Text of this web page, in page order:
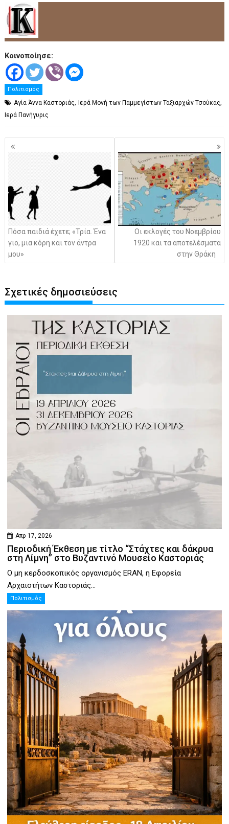
Κοινοποίησε:
Πολιτισμός
Αγία Άννα Καστοριάς,Ιερά Μονή των Παμμεγίστων Ταξιαρχών Τσούκας,
Ιερά Πανήγυρις
Πλοήγηση
Πόσα παιδιά έχετε; «Τρία. Ένα
γιο, μια κόρη και τον άντρα
μου»
Οι εκλογές του Νοεμβρίου
1920 και τα αποτελέσματα
στην Θράκη
Σχετικές δημοσιεύσεις
Απρ 17, 2026
Περιοδική Έκθεση με τίτλο “Στάχτες και δάκρυα
στη Λίμνη” στο Βυζαντινό Μουσείο Καστοριάς
Ο μη κερδοσκοπικός οργανισμός ERAN, η Εφορεία
Αρχαιοτήτων Καστοριάς...
Πολιτισμός